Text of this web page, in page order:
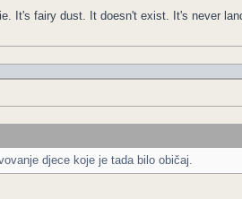
It's fairy dust. It doesn't exist. It's never
djece koje je tada bilo običaj.